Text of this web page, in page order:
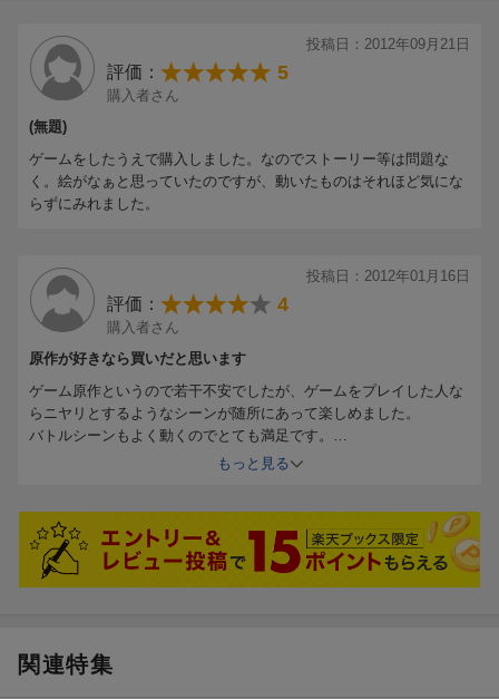
投稿日：2012年09月21日
評価： 5
購入者さん
(無題)
ゲームをしたうえで購入しました。なのでストーリー等は問題な
く。絵がなぁと思っていたのですが、動いたものはそれほど気にな
らずにみれました。
投稿日：2012年01月16日
評価： 4
購入者さん
原作が好きなら買いだと思います
ゲーム原作というので若干不安でしたが、ゲームをプレイした人な
らニヤリとするようなシーンが随所にあって楽しめました。
バトルシーンもよく動くのでとても満足です。
ひとつ不満を言うとしたら尺が短いのでいきなりゲーム版２作目か
もっと見る
関連特集